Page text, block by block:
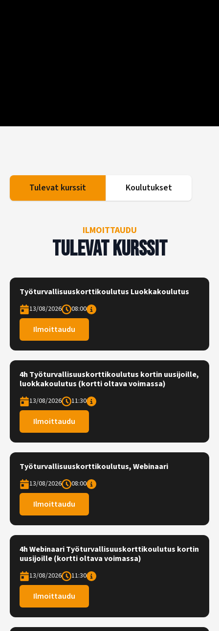
Tulevat kurssit Koulutukset
ILMOITTAUDU
Tulevat kurssit
Työturvallisuuskorttikoulutus Luokkakoulutus
13/08/2026 08:00
Ilmoittaudu
4h Työturvallisuuskorttikoulutus kortin uusijoille,
luokkakoulutus (kortti oltava voimassa)
13/08/2026 11:30
Ilmoittaudu
Työturvallisuuskorttikoulutus, Webinaari
13/08/2026 08:00
Ilmoittaudu
4h Webinaari Työturvallisuuskorttikoulutus kortin
uusijoille (kortti oltava voimassa)
13/08/2026 11:30
Ilmoittaudu